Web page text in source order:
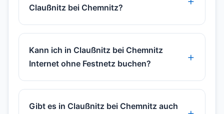
Claußnitz bei Chemnitz?
Kann ich in Claußnitz bei Chemnitz
Internet ohne Festnetz buchen?
Gibt es in Claußnitz bei Chemnitz auch